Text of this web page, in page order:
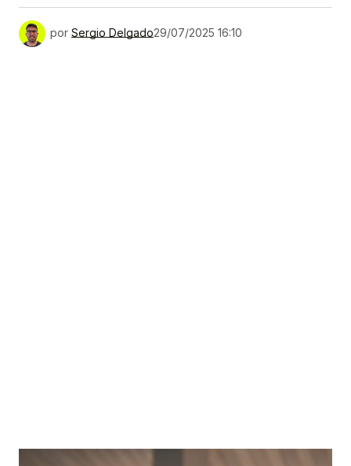
por Sergio Delgado29/07/2025 16:10